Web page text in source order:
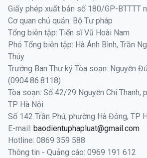
Tổng biên tập: Tiến sĩ Vũ Hoài Nam
Phó Tổng biên tập: Hà Ánh Bình, Trần
Thúy
Trưởng Ban Thư ký Tòa soạn: Nguyễn
(0904.86.8118)
Tòa soạn: Số 42/29 Nguyễn Chí Thanh,
TP Hà Nội
Số 142 Trần Phú, phường Hà Đông, TP
E-mail:baodientuphapluat@gmail.com
Hotline: 0869 359 588
Thông tin - Quảng cáo: 0969 191 612